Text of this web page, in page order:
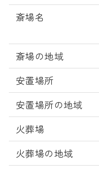
斎場名
斎場の地域
安置場所
安置場所の地域
火葬場
火葬場の地域